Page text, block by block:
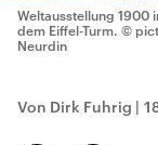
Weltausstellung 1900
dem Eiffel-Turm. ©
Neurdin
Von Dirk Fuhrig |